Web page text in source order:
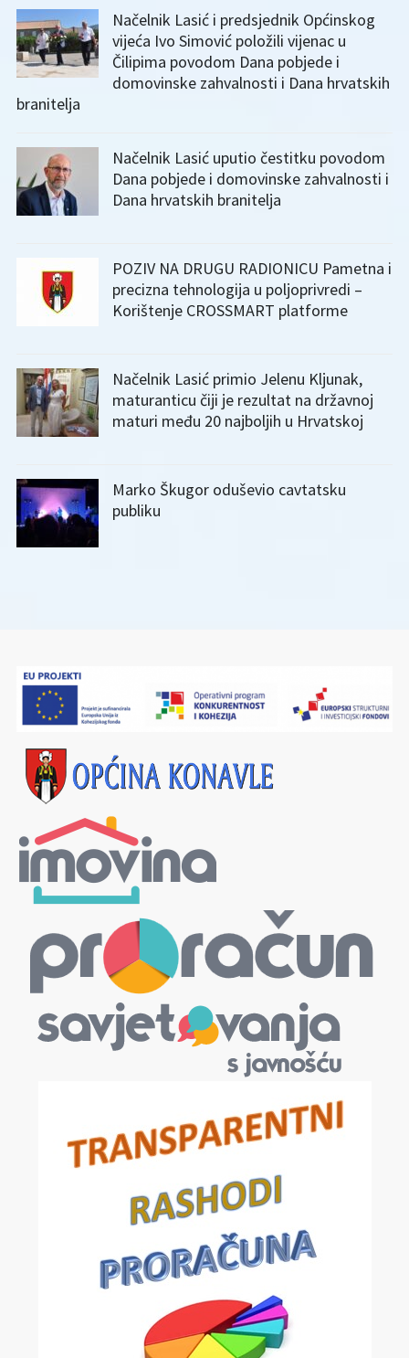
Načelnik Lasić i predsjednik Općinskog
vijeća Ivo Simović položili vijenac u
Čilipima povodom Dana pobjede i
domovinske zahvalnosti i Dana hrvatskih
branitelja
Načelnik Lasić uputio čestitku povodom
Dana pobjede i domovinske zahvalnosti i
Dana hrvatskih branitelja
POZIV NA DRUGU RADIONICU Pametna i
precizna tehnologija u poljoprivredi –
Korištenje CROSSMART platforme
Načelnik Lasić primio Jelenu Kljunak,
maturanticu čiji je rezultat na državnoj
maturi među 20 najboljih u Hrvatskoj
Marko Škugor oduševio cavtatsku
publiku